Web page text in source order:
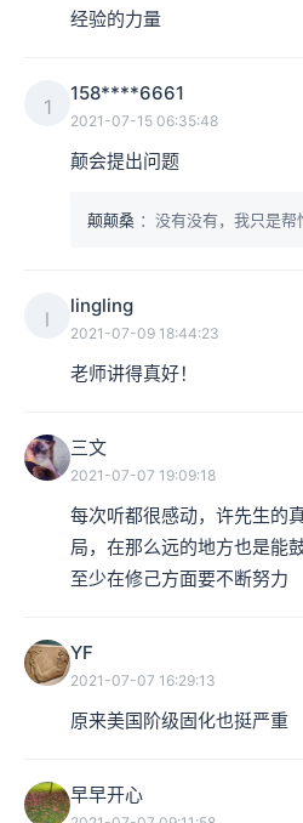
经验的力量
1
158****6661
2021-07-15 06:35:48
颠会提出问题
颠颠桑 ：没有没有，我只是帮
l
lingling
2021-07-09 18:44:23
老师讲得真好！
三文
2021-07-07 19:09:18
每次听都很感动，许先生的
局，在那么远的地方也是能
至少在修己方面要不断努力
YF
2021-07-07 16:29:13
原来美国阶级固化也挺严重
早早开心